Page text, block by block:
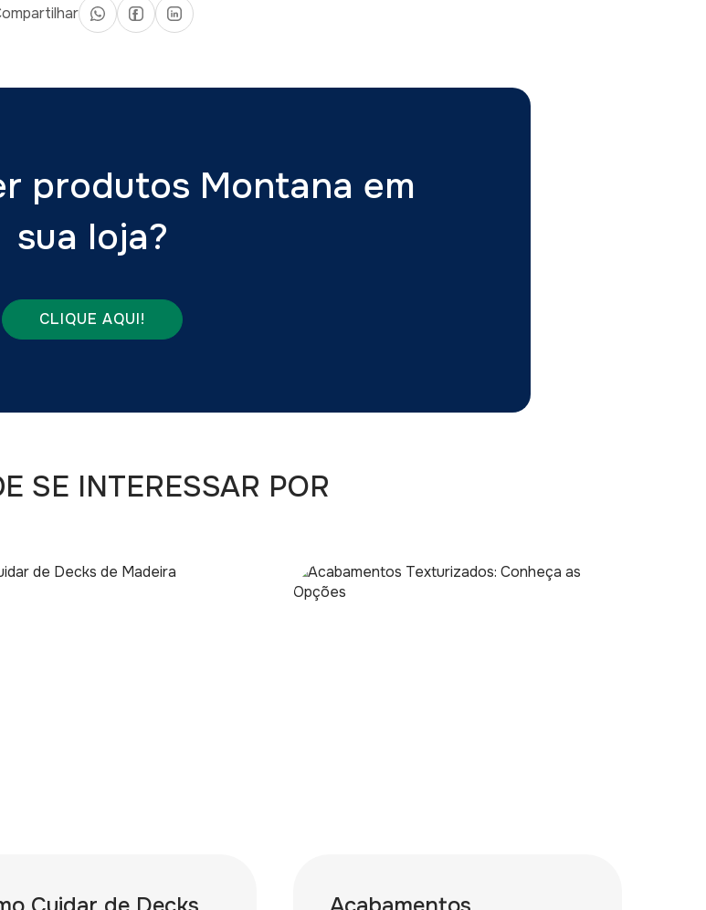
produtos Montana em
sua loja?
CLIQUE AQUI!
SE INTERESSAR POR